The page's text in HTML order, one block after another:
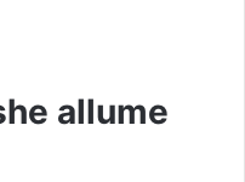
allume